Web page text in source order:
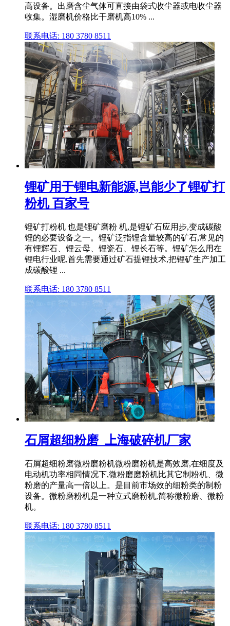
高设备。出磨含尘气体可直接由袋式收尘器或电收尘器
收集。湿磨机价格比干磨机高10% ...
联系电话: 180 3780 8511
锂矿用于锂电新能源,岂能少了锂矿打
粉机 百家号
锂矿打粉机 也是锂矿磨粉 机,是锂矿石应用步,变成碳酸
锂的必要设备之一。锂矿泛指锂含量较高的矿石,常见的
有锂辉石、锂云母、锂瓷石、锂长石等。锂矿怎么用在
锂电行业呢,首先需要通过矿石提锂技术,把锂矿生产加工
成碳酸锂 ...
联系电话: 180 3780 8511
石屑超细粉磨_上海破碎机厂家
石屑超细粉磨微粉磨粉机微粉磨粉机是高效磨,在细度及
电动机功率相同情况下,微粉磨磨粉机比其它制粉机、微
粉磨的产量高一倍以上。是目前市场效的细粉类的制粉
设备。微粉磨粉机是一种立式磨粉机,简称微粉磨、微粉
机。
联系电话: 180 3780 8511